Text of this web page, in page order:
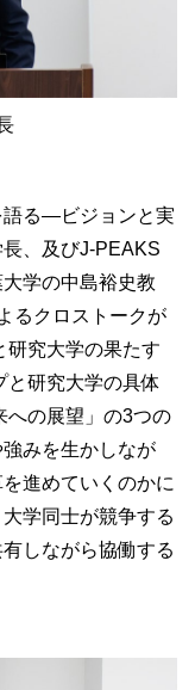
る―ビジョンと実
、及びJ-PEAKS
学の中島裕史教
るクロストークが
研究大学の果たす
と研究大学の具体
への展望」の3つの
みを生かしなが
進めていくのかに
学同士が競争する
しながら協働する